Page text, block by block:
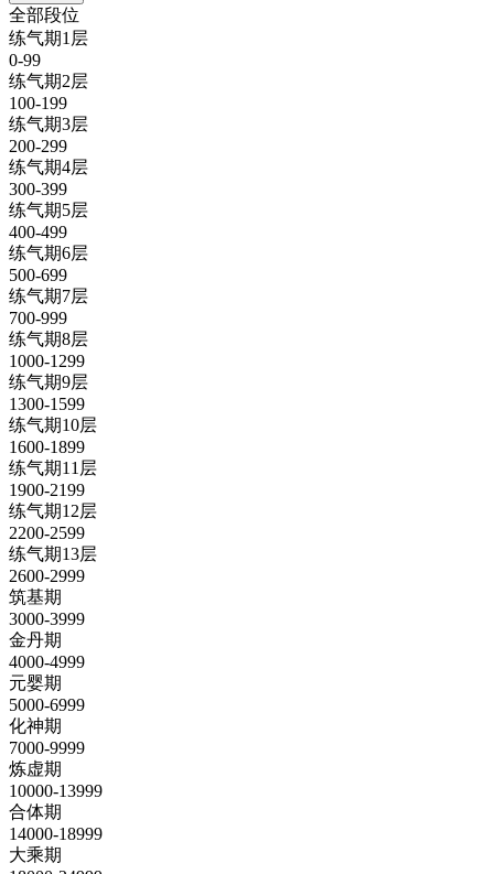
全部段位
练气期1层
0-99
练气期2层
100-199
练气期3层
200-299
练气期4层
300-399
练气期5层
400-499
练气期6层
500-699
练气期7层
700-999
练气期8层
1000-1299
练气期9层
1300-1599
练气期10层
1600-1899
练气期11层
1900-2199
练气期12层
2200-2599
练气期13层
2600-2999
筑基期
3000-3999
金丹期
4000-4999
元婴期
5000-6999
化神期
7000-9999
炼虚期
10000-13999
合体期
14000-18999
大乘期